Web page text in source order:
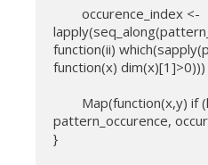
function(ii)
function(x) dim(x)[1]>0)))
pattern_occurence,
}